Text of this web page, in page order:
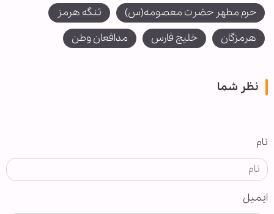
حرم مطهر حضرت معصومه(س)
تنگه هرمز
هرمزگان
خلیج فارس مدافعان وطن
نظر شما
نام
ایمیل